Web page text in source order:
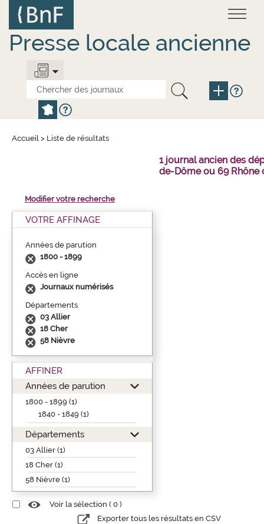
contenu
principal
Presse locale ancienne
Accueil > Liste de résultats
1 journal ancien des
de-Dôme ou 69 Rhône
Modifier votre recherche
VOTRE AFFINAGE
Années de parution
1800 - 1899
Accès en ligne
Journaux numérisés
Départements
03 Allier
18 Cher
58 Nièvre
AFFINER
Années de parution
1800 - 1899 (1)
1840 - 1849 (1)
Départements
03 Allier (1)
18 Cher (1)
58 Nièvre (1)
Voir la sélection ( 0 )
Exporter tous les résultats en CSV
Panneau de gestion des cookies